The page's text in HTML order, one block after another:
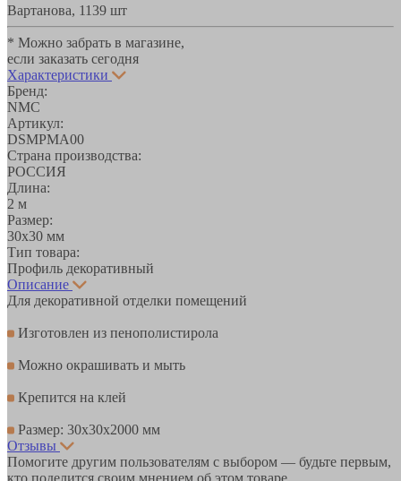
Вартанова, 1139 шт
* Можно забрать в магазине,
если заказать сегодня
Характеристики
Бренд:
NMC
Артикул:
DSMPMA00
Страна производства:
РОССИЯ
Длина:
2 м
Размер:
30х30 мм
Тип товара:
Профиль декоративный
Описание
Для декоративной отделки помещений
Изготовлен из пенополистирола
Можно окрашивать и мыть
Крепится на клей
Размер: 30х30х2000 мм
Отзывы
Помогите другим пользователям с выбором — будьте первым,
кто поделится своим мнением об этом товаре.